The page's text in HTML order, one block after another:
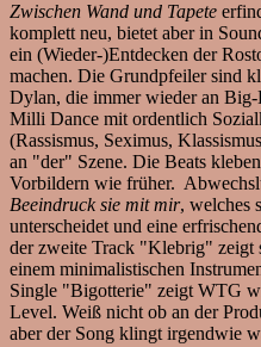
Zwischen Wand und Tapete
komplett neu, bietet aber in
ein (Wieder-)Entdecken der
machen. Die Grundpfeiler sind
Dylan, die immer wieder an
Milli Dance mit ordentlich
(Rassismus, Seximus,
an "der" Szene. Die Beats
Vorbildern wie früher.
Beeindruck sie mit mir, welches
unterscheidet und eine
der zweite Track "Klebrig" zeigt
einem minimalistischen
Single "Bigotterie" zeigt WTG
Level. Weiß nicht ob an der
aber der Song klingt irgendwie